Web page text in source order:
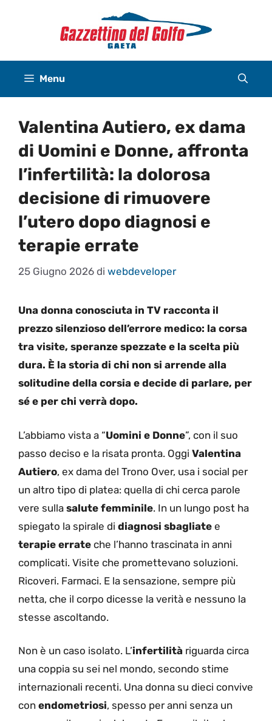
Menu
Valentina Autiero, ex dama
di Uomini e Donne, affronta
l’infertilità: la dolorosa
decisione di rimuovere
l’utero dopo diagnosi e
terapie errate
25 Giugno 2026 di webdeveloper
Una donna conosciuta in TV racconta il
prezzo silenzioso dell’errore medico: la corsa
tra visite, speranze spezzate e la scelta più
dura. È la storia di chi non si arrende alla
solitudine della corsia e decide di parlare, per
sé e per chi verrà dopo.
L’abbiamo vista a “Uomini e Donne”, con il suo
passo deciso e la risata pronta. Oggi Valentina
Autiero, ex dama del Trono Over, usa i social per
un altro tipo di platea: quella di chi cerca parole
vere sulla salute femminile. In un lungo post ha
spiegato la spirale di diagnosi sbagliate e
terapie errate che l’hanno trascinata in anni
complicati. Visite che promettevano soluzioni.
Ricoveri. Farmaci. E la sensazione, sempre più
netta, che il corpo dicesse la verità e nessuno la
stesse ascoltando.
Non è un caso isolato. L’infertilità riguarda circa
una coppia su sei nel mondo, secondo stime
internazionali recenti. Una donna su dieci convive
con endometriosi, spesso per anni senza un